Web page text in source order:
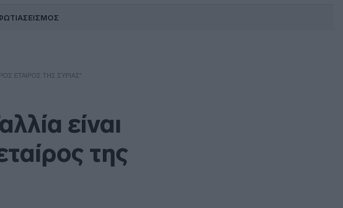
ΣΕΙΣΜΟΣ
ΕΤΑΊΡΟΣ ΤΗΣ ΣΥΡΊΑΣ”
είναι
της